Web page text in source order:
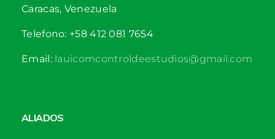
Caracas, Venezuela
Telefono: +58 412 081 7654
Email:lauicomcontroldeestudios@gmail.com
ALIADOS